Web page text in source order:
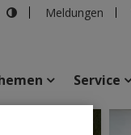
Meldungen
Service